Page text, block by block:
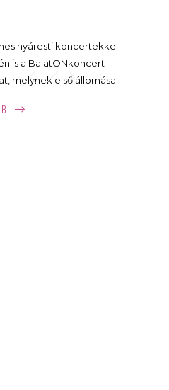
nyáresti koncertekkel
is a BalatONkoncert
melynek első állomása
a Nyugati